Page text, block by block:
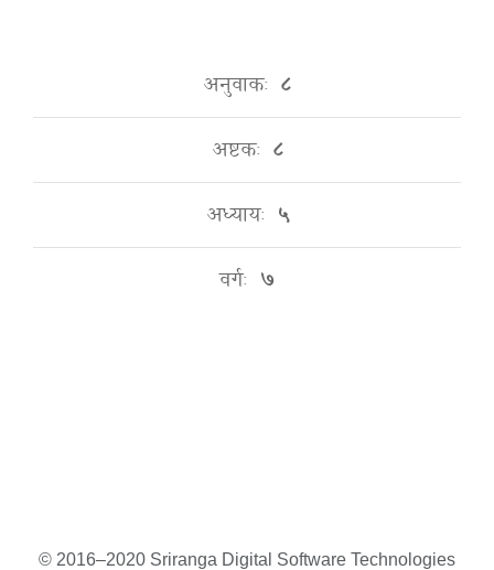
अनुवाकः ८
अष्टकः ८
अध्यायः ५
वर्गः ७
© 2016–2020 Sriranga Digital Software Technologies